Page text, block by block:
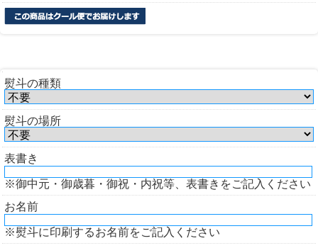
熨斗の種類
熨斗の場所
表書き
※御中元・御歳暮・御祝・内祝等、表書きをご記入ください
お名前
※熨斗に印刷するお名前をご記入ください